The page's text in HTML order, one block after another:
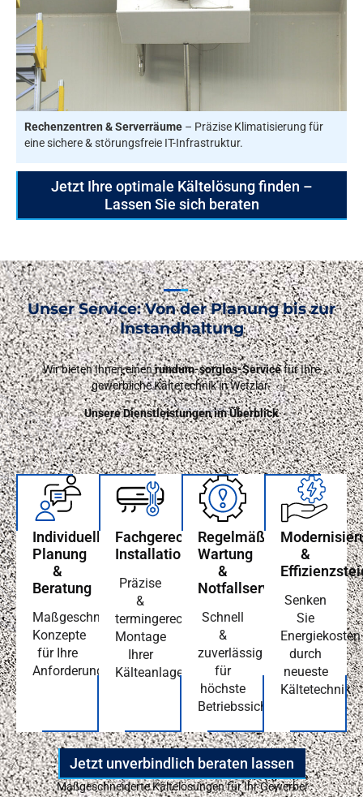
Rechenzentren & Serverräume – Präzise Klimatisierung für
eine sichere & störungsfreie IT-Infrastruktur.
Jetzt Ihre optimale Kältelösung finden –
Lassen Sie sich beraten
Unser Service: Von der Planung bis zur
Instandhaltung
Wir bieten Ihnen einenrundum-sorglos-Servicefür Ihre
gewerbliche Kältetechnik in Wetzlar.
Unsere Dienstleistungen im Überblick
Individuelle
Planung
&
Beratung
Maßgeschneiderte
Konzepte
für Ihre
Anforderungen.
Fachgerechte
Installation
Präzise
&
termingerechte
Montage
Ihrer
Kälteanlage.
Regelmäßige
Wartung
&
Notfallservice
Schnell
&
zuverlässig
für
höchste
Betriebssicherheit.
&
Senken
Sie
Energiekosten
durch
neueste
Kältetechnik.
Jetzt unverbindlich beraten lassen
Maßgeschneiderte Kältelösungen für Ihr Gewerbe!